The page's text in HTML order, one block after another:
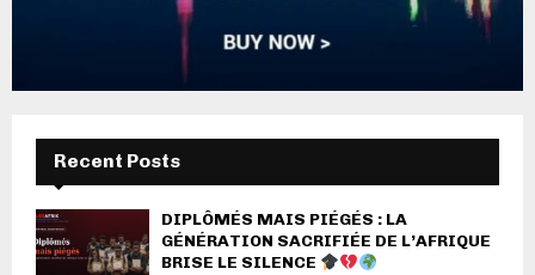
Recent Posts
DIPLÔMÉS MAIS PIÉGÉS : LA
GÉNÉRATION SACRIFIÉE DE L’AFRIQUE
BRISE LE SILENCE